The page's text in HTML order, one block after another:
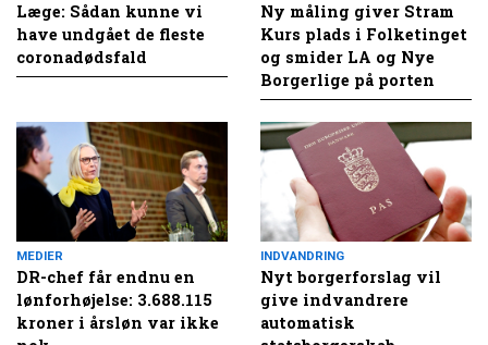
Læge: Sådan kunne vi
have undgået de fleste
coronadødsfald
Ny måling giver Stram
Kurs plads i Folketinget
og smider LA og Nye
Borgerlige på porten
MEDIER
DR-chef får endnu en
lønforhøjelse: 3.688.115
kroner i årsløn var ikke
INDVANDRING
Nyt borgerforslag vil
give indvandrere
automatisk